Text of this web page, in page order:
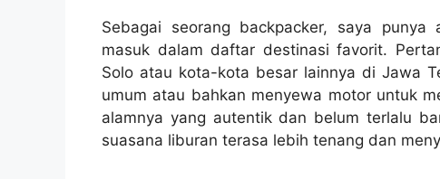
Sebagai seorang backpacker, saya punya
masuk dalam daftar destinasi favorit.
Solo atau kota-kota besar lainnya di Jawa
umum atau bahkan menyewa motor untuk
alamnya yang autentik dan belum terlalu
suasana liburan terasa lebih tenang dan